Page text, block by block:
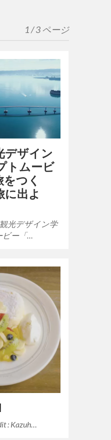
1 / 3 ページ
デザイン
トムービ
つく
に出よ
光デザイン学
ー「…
: Kazuh…